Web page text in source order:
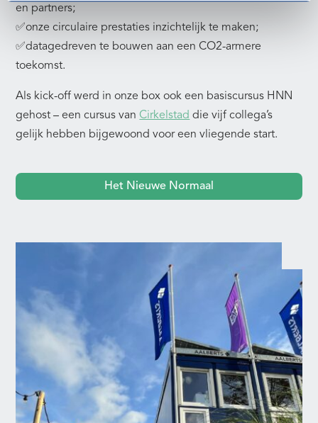
en partners;
✅onze circulaire prestaties inzichtelijk te maken;
✅datagedreven te bouwen aan een CO2-armere
toekomst.
Als kick-off werd in onze box ook een basiscursus HNN
gehost – een cursus van Cirkelstad die vijf collega’s
gelijk hebben bijgewoond voor een vliegende start.
Het Nieuwe Normaal